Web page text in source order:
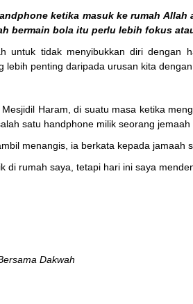
ketika masuk ke rumah
bermain bola itu perlu lebih fokus
untuk tidak menyibukkan diri dengan
penting daripada urusan kita dengan
Haram, di suatu masa ketika
satu handphone milik seorang
menangis, ia berkata kepada jamaah
di rumah saya, tetapi hari ini saya
Dakwah